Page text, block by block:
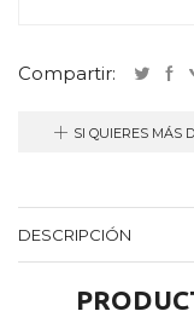
Compartir:
SI QUIERES MÁS
DESCRIPCIÓN